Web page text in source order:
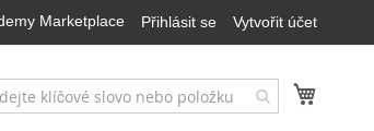
Marketplace Přihlásit se Vytvořit účet